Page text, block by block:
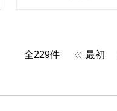
全229件 最初